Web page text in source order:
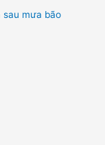
sau mưa bão